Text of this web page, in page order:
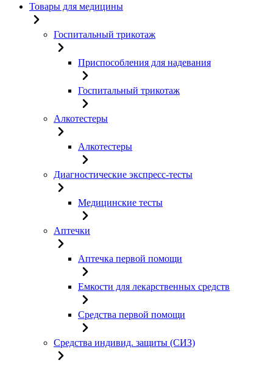
Товары для медицины
Госпитальный трикотаж
Приспособления для надевания
Госпитальный трикотаж
Алкотестеры
Алкотестеры
Диагностические экспресс-тесты
Медицинские тесты
Аптечки
Аптечка первой помощи
Емкости для лекарственных средств
Средства первой помощи
Средства индивид. защиты (СИЗ)